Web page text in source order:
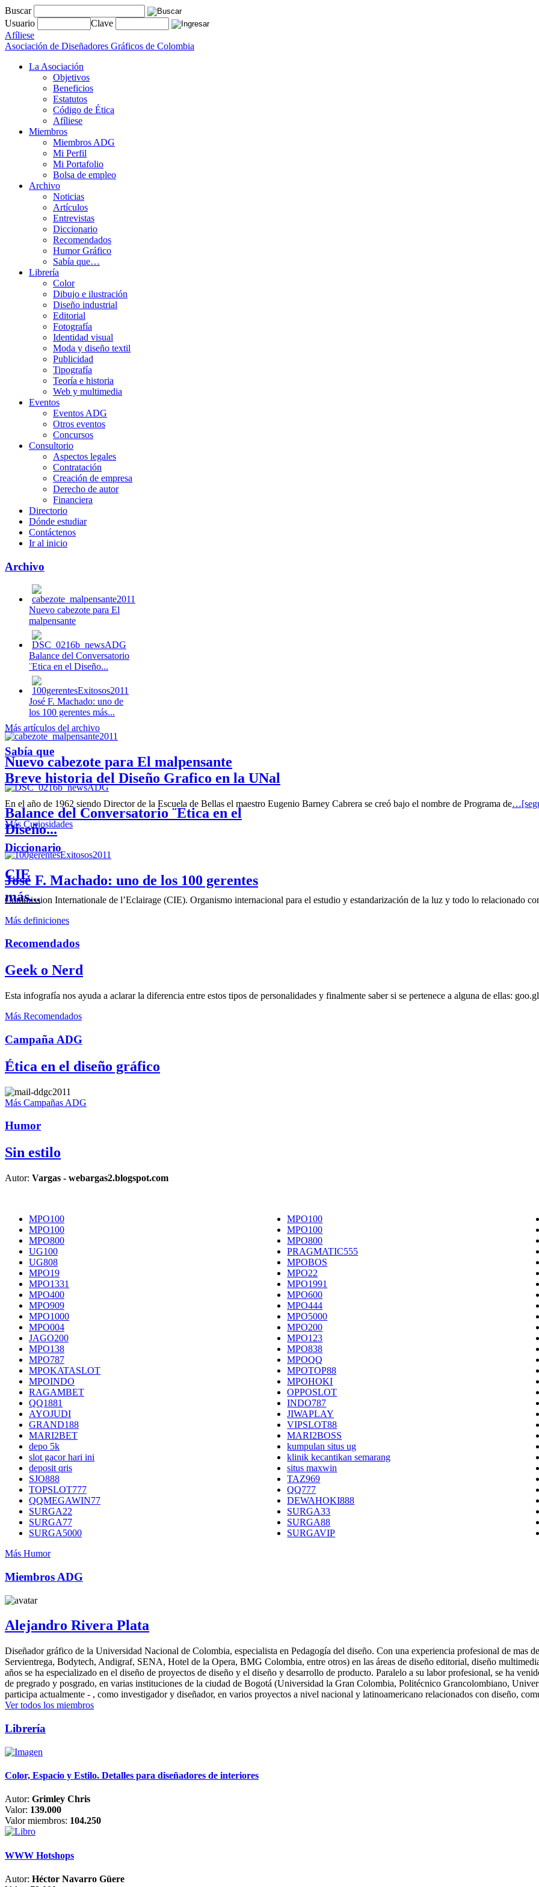
Buscar
Usuario
Clave
Afíliese
Asociación de Diseñadores Gráficos de Colombia
La Asociación
Objetivos
Beneficios
Estatutos
Código de Ética
Afíliese
Miembros
Miembros ADG
Mi Perfil
Mi Portafolio
Bolsa de empleo
Archivo
Noticias
Artículos
Entrevistas
Diccionario
Recomendados
Humor Gráfico
Sabía que…
Librería
Color
Dibujo e ilustración
Diseño industrial
Editorial
Fotografía
Identidad visual
Moda y diseño textil
Publicidad
Tipografía
Teoría e historia
Web y multimedia
Eventos
Eventos ADG
Otros eventos
Concursos
Consultorio
Aspectos legales
Contratación
Creación de empresa
Derecho de autor
Financiera
Directorio
Dónde estudiar
Contáctenos
Ir al inicio
Archivo
Nuevo cabezote para El
malpensante
Balance del Conversatorio
¨Etica en el Diseño...
José F. Machado: uno de
los 100 gerentes más...
Nuevo cabezote para El malpensante
Balance del Conversatorio ¨Etica en el
Diseño...
José F. Machado: uno de los 100 gerentes
más...
Más artículos del archivo
Sabía que
Breve historia del Diseño Grafico en la UNal
En el año de 1962 siendo Director de la Escuela de Bellas el maestro Eugenio Barney Cabrera se creó bajo el nombre de Programa de
Más Curiosidades
Diccionario
CIE
Commission Internationale de l’Eclairage (CIE). Organismo internacional para el estudio y estandarización de la luz y todo lo relacionado
Más definiciones
Recomendados
Geek o Nerd
Esta infografía nos ayuda a aclarar la diferencia entre estos tipos de personalidades y finalmente saber si se pertenece a alguna de ellas:
Más Recomendados
Campaña ADG
Ética en el diseño gráfico
Más Campañas ADG
Humor
Sin estilo
Autor: Vargas - webargas2.blogspot.com
MPO100 MPO100
MPO100
MPO100
MPO800
MPO800
UG100
PRAGMATIC555
UG808
MPOBOS
MPO19
MPO22
MPO1331
MPO1991
MPO400
MPO600
MPO909
MPO444
MPO1000
MPO5000
MPO004
MPO200
JAGO200
MPO123
MPO138
MPO838
MPO787
MPOQQ
MPOKATASLOT
MPOTOP88
MPOINDO
MPOHOKI
RAGAMBET
OPPOSLOT
QQ1881
INDO787
AYOJUDI
JIWAPLAY
GRAND188
VIPSLOT88
MARI2BET
MARI2BOSS
depo 5k
kumpulan situs ug
slot gacor hari ini
klinik kecantikan semarang
deposit qris
situs maxwin
SJO888
TAZ969
TOPSLOT777
QQ777
QQMEGAWIN77
DEWAHOKI888
SURGA22
SURGA33
SURGA77
SURGA88
SURGA5000
SURGAVIP
Más Humor
Miembros ADG
Alejandro Rivera Plata
Diseñador gráfico de la Universidad Nacional de Colombia, especialista en Pedagogía del diseño. Con una experiencia profesional de mas
Servientrega, Bodytech, Andigraf, SENA, Hotel de la Opera, BMG Colombia, entre otros) en las áreas de diseño editorial, diseño
años se ha especializado en el diseño de proyectos de diseño y el diseño y desarrollo de producto. Paralelo a su labor profesional, se ha
de pregrado y posgrado, en varias instituciones de la ciudad de Bogotá (Universidad la Gran Colombia, Politécnico Grancolombiano,
participa actualmente - , como investigador y diseñador, en varios proyectos a nivel nacional y latinoamericano relacionados con diseño,
Ver todos los miembros
Librería
Color, Espacio y Estilo. Detalles para diseñadores de interiores
Autor: Grimley Chris
Valor: 139.000
Valor miembros: 104.250
WWW Hotshops
Autor: Héctor Navarro Güere